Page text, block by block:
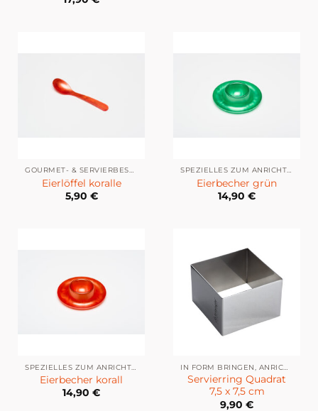
GOURMET- & SERVIERBESTECK
Eierlöffel koralle
5,90 €
SPEZIELLES ZUM ANRICHTEN & SERVIEREN
Eierbecher grün
14,90 €
SPEZIELLES ZUM ANRICHTEN & SERVIEREN
Eierbecher korall
14,90 €
IN FORM BRINGEN, ANRICHTEN & DEKORIEREN
Servierring Quadrat
7,5 x 7,5 cm
9,90 €